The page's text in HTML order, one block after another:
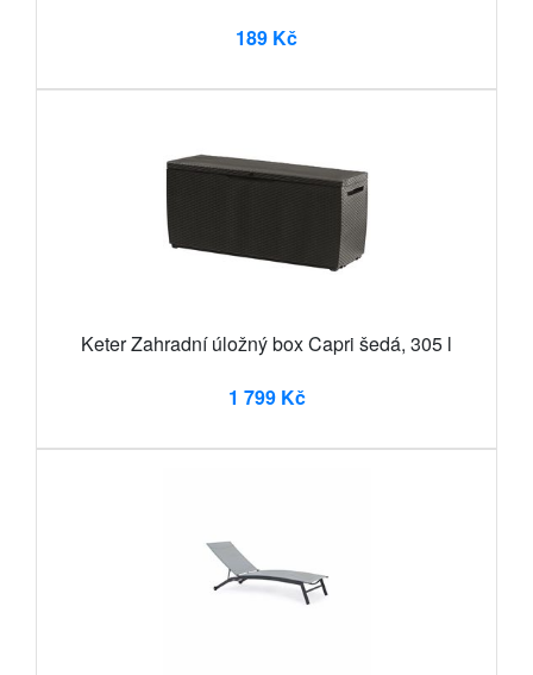
189 Kč
Keter Zahradní úložný box Capri šedá, 305 l
1 799 Kč